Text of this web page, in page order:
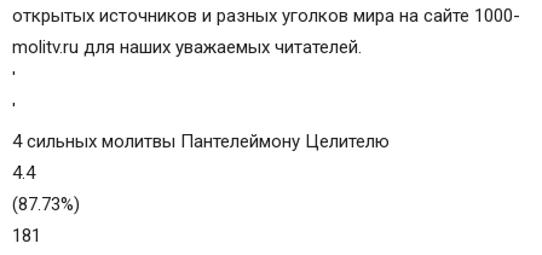
открытых источников и разных уголков мира на сайте 1000-
molitv.ru для наших уважаемых читателей.
'
'
4 сильных молитвы Пантелеймону Целителю
4.4
(87.73%)
181